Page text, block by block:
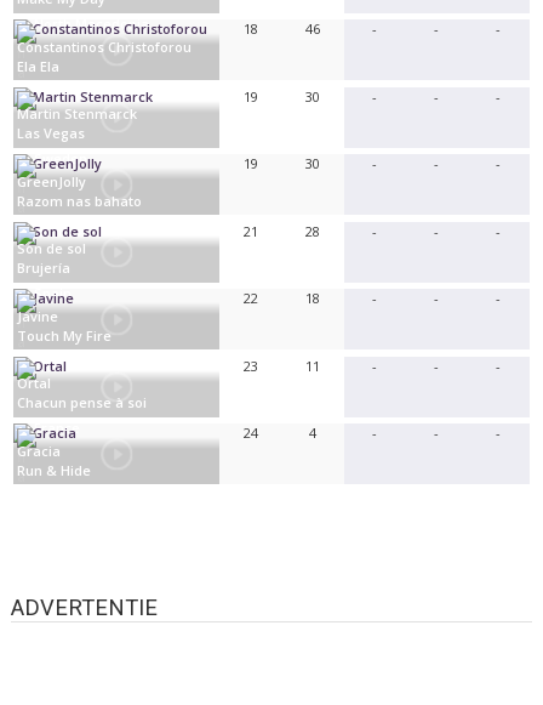
North Macedonia
Cyprus
Constantinos Christoforou
Ela Ela
18 46 - - -
Sweden
Martin Stenmarck
Las Vegas
19 30 - - -
Ukraine
GreenJolly
Razom nas bahato
19 30 - - -
Spain
Son de sol
Brujería
21 28 - - -
United Kingdom
Javine
Touch My Fire
22 18 - - -
France
Ortal
Chacun pense à soi
23 11 - - -
Gracia
Run & Hide
24 4 - - -
ADVERTENTIE